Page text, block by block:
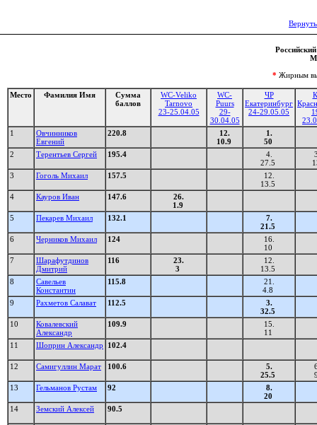
* Жирным
Место Фамилия Имя
Сумма
баллов
WC-Veliko
Tarnovo
23-25.04.05
WC-
Puurs
29-
30.04.05
ЧР
Екатеринбург
24-29.05.05
1
Овчинников
Евгений
220.8
12.
10.9
1.
50
2
Терентьев Сергей 195.4
4.
27.5
3
Гоголь Михаил 157.5
12.
13.5
4
Кауров Иван 147.6
26.
1.9
5
Пекарев Михаил 132.1
7.
21.5
6
Черников Михаил 124
16.
10
7
Шарафутдинов
Дмитрий
116
23.
3
12.
13.5
8
Савельев
Константин
115.8
21.
4.8
9
Рахметов Салават 112.5
3.
32.5
10
Ковалевский
Александр
109.9
15.
11
11
Шоприн Александр 102.4
12 Самигуллин Марат 100.6
5.
25.5
13
Гельманов Рустам 92
8.
20
14
Земский Алексей 90.5